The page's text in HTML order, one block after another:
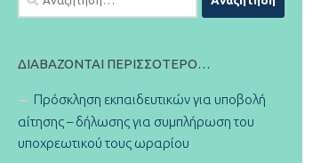
για:
ΔΙΑΒΆΖΟΝΤΑΙ ΠΕΡΙΣΣΌΤΕΡΟ…
Πρόσκληση εκπαιδευτικών για υποβολή
αίτησης – δήλωσης για συμπλήρωση του
υποχρεωτικού τους ωραρίου